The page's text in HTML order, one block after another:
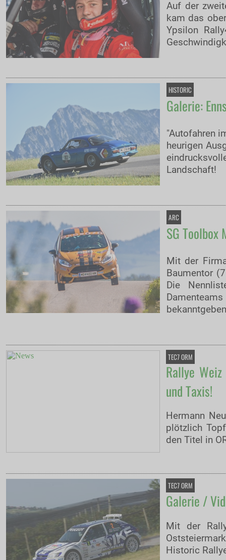
Auf der
kam das
Ypsilon
HISTORIC
Galerie:
"Autofahren
heurigen
Landschaft!
ARC
SG
Mit der
Baumentor
Die
TEC7 ORM
Rallye
und Taxis!
Hermann
plötzlich
den Titel in
TEC7 ORM
Galerie /
Mit der
Historic